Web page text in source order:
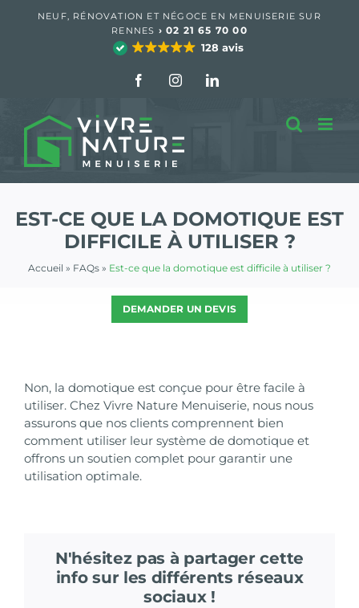
NEUF, RÉNOVATION ET NÉGOCE EN MENUISERIE SUR
RENNES › 02 21 65 70 00
128 avis
FacebookInstagramLinkedIn
EST-CE QUE LA DOMOTIQUE EST
DIFFICILE À UTILISER ?
Accueil » FAQs » Est-ce que la domotique est difficile à utiliser ?
DEMANDER UN DEVIS
Non, la domotique est conçue pour être facile à
utiliser. Chez Vivre Nature Menuiserie, nous nous
assurons que nos clients comprennent bien
comment utiliser leur système de domotique et
offrons un soutien complet pour garantir une
utilisation optimale.
N'hésitez pas à partager cette
info sur les différents réseaux
sociaux !